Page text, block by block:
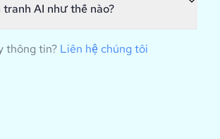
AI như thế nào?
thông tin? Liên hệ chúng tôi